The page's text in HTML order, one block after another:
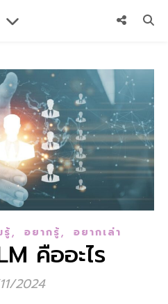
รู้, อยากรู้, อยากเล่า
คืออะไร
2024